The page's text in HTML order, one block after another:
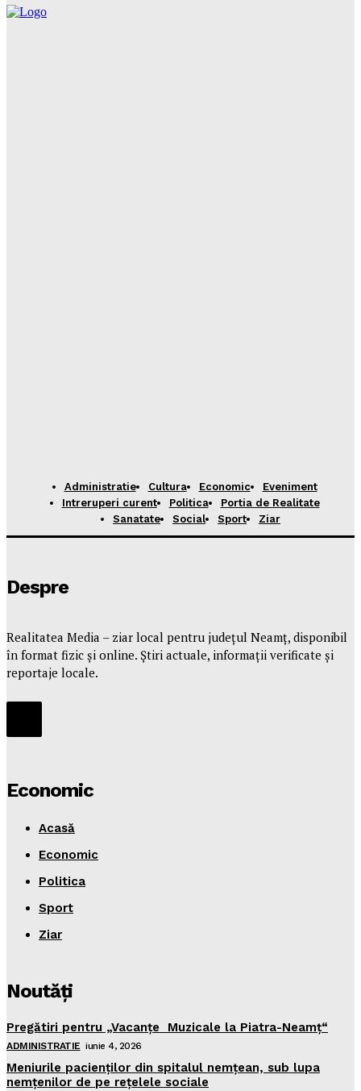
Administratie Cultura Economic
Eveniment
Intreruperi curent
Politica
Portia de Realitate
Sanatate
Social Sport Ziar
Despre
Realitatea Media – ziar local pentru județul Neamț, disponibil
în format fizic și online. Știri actuale, informații verificate și
reportaje locale.
Economic
Acasă
Economic
Politica
Sport
Ziar
Noutăţi
Pregătiri pentru „Vacanţe Muzicale la Piatra-Neamţ“
ADMINISTRATIE iunie 4, 2026
Meniurile pacienţilor din spitalul nemţean, sub lupa
nemţenilor de pe reţelele sociale